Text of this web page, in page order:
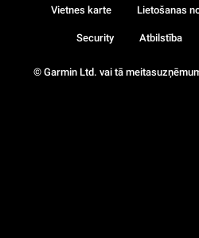
© Garmin Ltd. vai tā
Vietnes karte Lietošanas
Security Atbilstība